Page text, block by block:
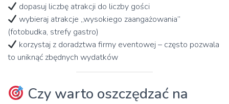
dopasuj liczbę atrakcji do liczby gości
wybieraj atrakcje „wysokiego zaangażowania”
(fotobudka, strefy gastro)
korzystaj z doradztwa firmy eventowej – często pozwala
to uniknąć zbędnych wydatków
Czy warto oszczędzać na